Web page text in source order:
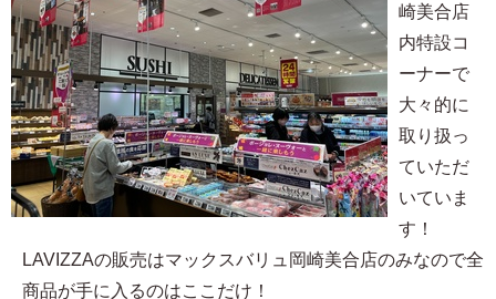
崎美合店
内特設コ
ーナーで
大々的に
取り扱っ
ていただ
いていま
す！
LAVIZZAの販売はマックスバリュ岡崎美合店のみなので全
商品が手に入るのはここだけ！